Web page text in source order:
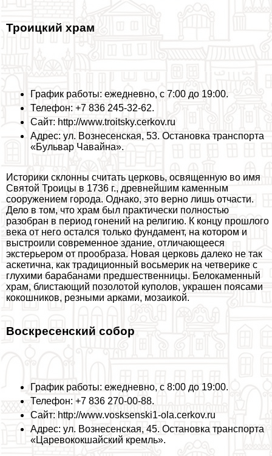
Троицкий храм
График работы: ежедневно, с 7:00 до 19:00.
Телефон: +7 836 245-32-62.
Сайт: http://www.troitsky.cerkov.ru
Адрес: ул. Вознесенская, 53. Остановка трaнcпорта
«Бульвар Чавайна».
Историки склонны считать церковь, освященную во имя
Святой Троицы в 1736 г., древнейшим каменным
сооружением города. Однако, это верно лишь отчасти.
Дело в том, что храм был пpaктически полностью
разобран в период гонений на религию. К концу прошлого
века от него остался только фундамент, на котором и
выстроили современное здание, отличающееся
экстерьером от прообраза. Новая церковь далеко не так
аскетична, как традиционный восьмерик на четверике с
глухими баpaбанами предшественницы. Белокаменный
храм, блистающий позолотой куполов, украшен поясами
кокошников, резными арками, мозаикой.
Воскресенский собор
График работы: ежедневно, с 8:00 до 19:00.
Телефон: +7 836 270-00-88.
Сайт: http://www.vosksenski1-ola.cerkov.ru
Адрес: ул. Вознесенская, 45. Остановка трaнcпорта
«Царевококшайский кремль».